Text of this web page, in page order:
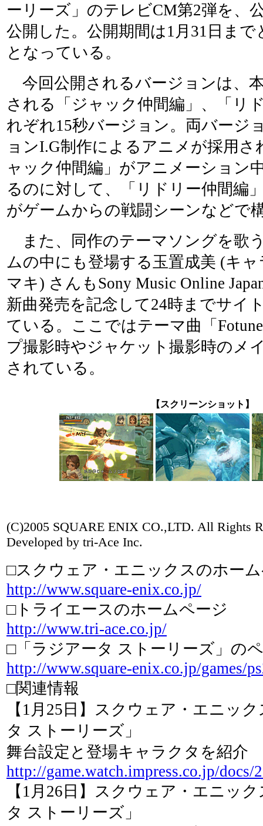
ーリーズ」のテレビCM第2弾を、
公開した。公開期間は1月31日ま
となっている。
今回公開されるバージョンは、
される「ジャック仲間編」、「リ
れぞれ15秒バージョン。両バージ
ョンI.G制作によるアニメが採用
ャック仲間編」がアニメーション
るのに対して、「リドリー仲間編
がゲームからの戦闘シーンなどで
また、同作のテーマソングを歌
ムの中にも登場する玉置成美 (キ
マキ) さんもSony Music Online
新曲発売を記念して24時までサイ
ている。ここではテーマ曲「
プ撮影時やジャケット撮影時のメ
されている。
【スクリーンショット】
(C)2005 SQUARE ENIX CO.,LTD. All Rights
Developed by tri-Ace Inc.
□スクウェア・エニックスのホー
http://www.square-enix.co.jp/
□トライエースのホームページ
http://www.tri-ace.co.jp/
□「ラジアータ ストーリーズ」の
http://www.square-enix.co.jp/games/
□関連情報
【1月25日】スクウェア・エニッ
タ ストーリーズ」
舞台設定と登場キャラクタを紹介
http://game.watch.impress.co.jp/docs/
【1月26日】スクウェア・エニッ
タ ストーリーズ」